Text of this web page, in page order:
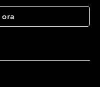
ora